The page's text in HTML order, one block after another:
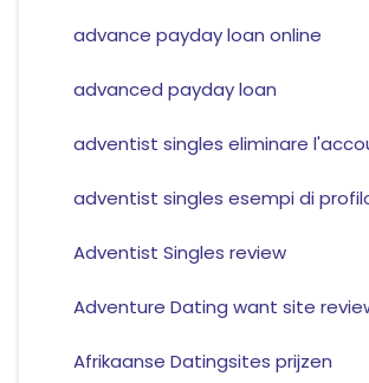
advance payday loan online
advanced payday loan
adventist singles eliminare
adventist singles esempi di
Adventist Singles review
Adventure Dating want site
Afrikaanse Datingsites prijzen